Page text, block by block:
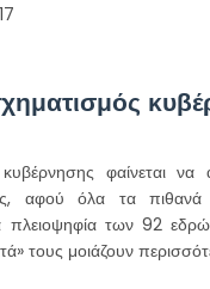
φαίνεται να
αφού όλα τα
πλειοψηφία των 92
τους μοιάζουν